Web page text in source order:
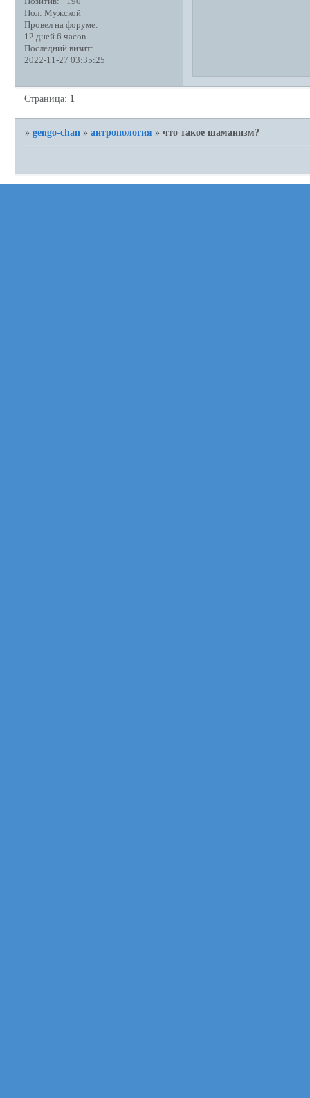
Пол: Мужской
Провел на форуме:
12 дней 6 часов
Последний визит:
2022-11-27 03:35:25
Страница: 1
»gengo-chan »антропология »что такое шаманизм?